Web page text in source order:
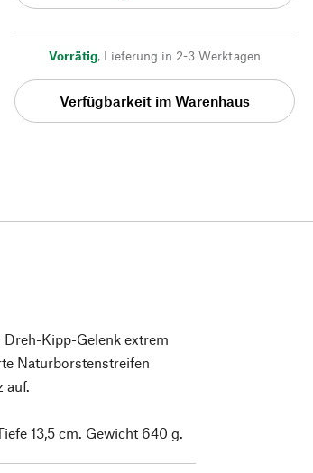
Vorrätig, Lieferung in 2-3 Werktagen
Verfügbarkeit im Warenhaus
Kipp-Gelenk extrem
Naturborstenstreifen
auf.
13,5 cm. Gewicht 640 g.